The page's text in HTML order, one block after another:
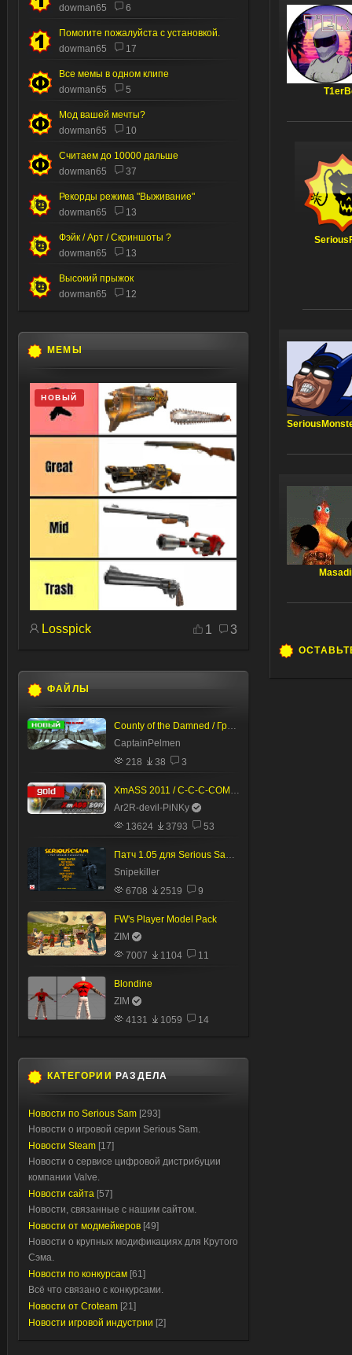
dowman65
6
Помогите пожалуйста с установкой.
dowman65
17
Все мемы в одном клипе
dowman65
5
Мод вашей мечты?
dowman65
10
Считаем до 10000 дальше
dowman65
37
Рекорды режима "Выживание"
dowman65
13
Фэйк / Арт / Скриншоты ?
dowman65
13
Высокий прыжок
dowman65
12
МЕМЫ
НОВЫЙ
Losspick 1 3
ФАЙЛЫ
County of the Damned / Графство Проклятых
CaptainPelmen
218
38 3
XmASS 2011 / C-C-C-COMBO Pack
Ar2R-devil-PiNKy
13624
3793 53
Патч 1.05 для Serious Sam: TSE (USA)
Snipekiller
6708
2519 9
FW's Player Model Pack
ZIM
7007
1104 11
Blondine
ZIM
4131
1059 14
КАТЕГОРИИ РАЗДЕЛА
Новости по Serious Sam [293]
Новости о игровой серии Serious Sam.
Новости Steam [17]
Новости о сервисе цифровой дистрибуции
компании Valve.
Новости сайта [57]
Новости, связанные с нашим сайтом.
Новости от модмейкеров [49]
Новости о крупных модификациях для Крутого
Сэма.
Новости по конкурсам [61]
Всё что связано с конкурсами.
Новости от Croteam [21]
Новости игровой индустрии [2]